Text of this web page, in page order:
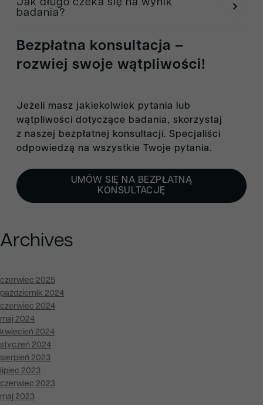
w przyszłości.
zabezpieczony i dostarczony do laboratorium zgodnie z
instrukcje.
Jak długo czeka się na wynik
badania?
momentu dostarczenia materiału do laboratorium.
Bezpłatna konsultacja –
rozwiej swoje wątpliwości!
Jeżeli masz jakiekolwiek pytania lub
wątpliwości dotyczące badania, skorzystaj
z naszej bezpłatnej konsultacji. Specjaliści
odpowiedzą na wszystkie Twoje pytania.
UMÓW SIĘ NA BEZPŁATNĄ
KONSULTACJĘ
Archives
czerwiec 2025
październik 2024
czerwiec 2024
maj 2024
kwiecień 2024
styczeń 2024
sierpień 2023
lipiec 2023
czerwiec 2023
maj 2023